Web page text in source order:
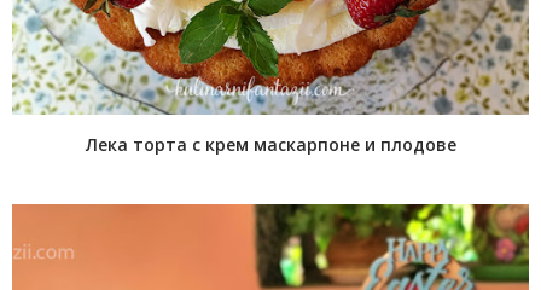
Лека торта с крем маскарпоне и плодове